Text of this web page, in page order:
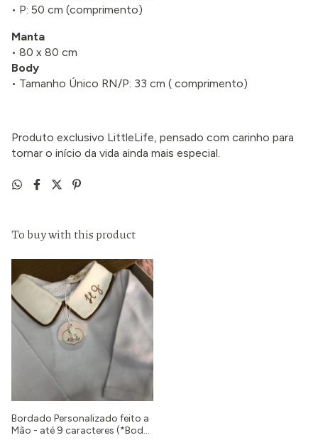
• P: 50 cm (comprimento)
Manta
• 80 x 80 cm
Body
• Tamanho Único RN/P: 33 cm ( comprimento)
Produto exclusivo LittleLife, pensado com carinho para
tornar o início da vida ainda mais especial.
To buy with this product
Bordado Personalizado feito a
Mão - até 9 caracteres (*Body